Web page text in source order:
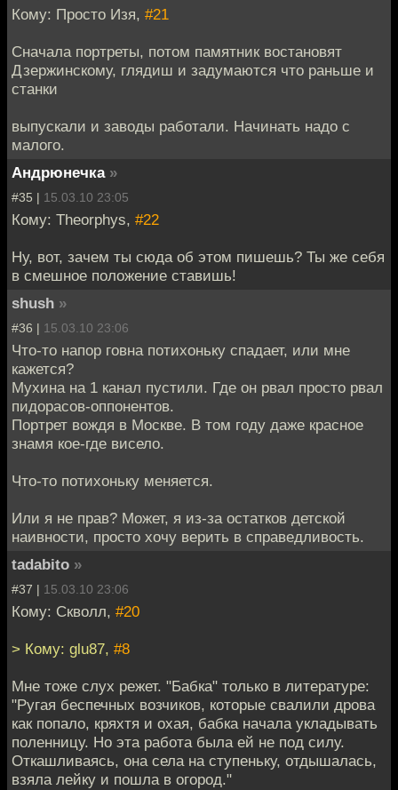
Кому: Просто Изя, #21
Сначала портреты, потом памятник востановят
Дзержинскому, глядиш и задумаются что раньше и
станки
выпускали и заводы работали. Начинать надо с
малого.
Андрюнечка »
#35 | 15.03.10 23:05
Кому: Theorphys, #22
Ну, вот, зачем ты сюда об этом пишешь? Ты же себя
в смешное положение ставишь!
shush »
#36 | 15.03.10 23:06
Что-то напор говна потихоньку спадает, или мне
кажется?
Мухина на 1 канал пустили. Где он рвал просто рвал
пидорасов-оппонентов.
Портрет вождя в Москве. В том году даже красное
знамя кое-где висело.
Что-то потихоньку меняется.
Или я не прав? Может, я из-за остатков детской
наивности, просто хочу верить в справедливость.
tadabito »
#37 | 15.03.10 23:06
Кому: Скволл, #20
> Кому: glu87, #8
Мне тоже слух режет. "Бабка" только в литературе:
"Ругая беспечных возчиков, которые свалили дрова
как попало, кряхтя и охая, бабка начала укладывать
поленницу. Но эта работа была ей не под силу.
Откашливаясь, она села на ступеньку, отдышалась,
взяла лейку и пошла в огород."